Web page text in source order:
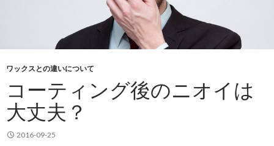
ワックスとの違いについて
コーティング後のニオイは
大丈夫？
2016-09-25